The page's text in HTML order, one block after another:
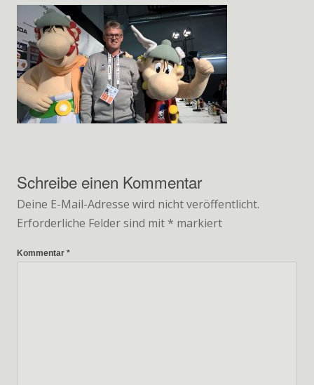
WP_20170515_19_38_04_Pro
Schreibe einen Kommentar
Deine E-Mail-Adresse wird nicht veröffentlicht.
Erforderliche Felder sind mit * markiert
Kommentar *